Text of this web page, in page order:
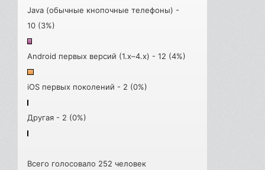
Java (обычные кнопочные телефоны) -
10 (3%)
Android первых версий (1.x–4.x) - 12 (4%)
iOS первых поколений - 2 (0%)
Другая - 2 (0%)
Всего голосовало 252 человек